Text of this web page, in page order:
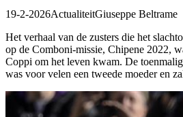
19-2-2026ActualiteitGiuseppe Beltrame
Het verhaal van de zusters die het
op de Comboni-missie, Chipene 2022,
Coppi om het leven kwam. De
was voor velen een tweede moeder en